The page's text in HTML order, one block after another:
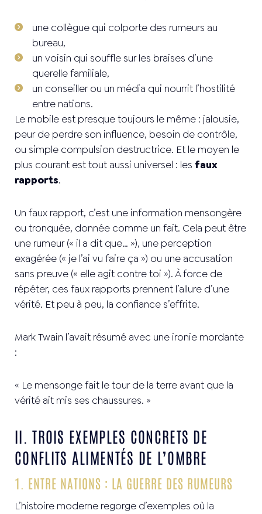
une collègue qui colporte des rumeurs au
bureau,
un voisin qui souffle sur les braises d’une
querelle familiale,
un conseiller ou un média qui nourrit l’hostilité
entre nations.
Le mobile est presque toujours le même : jalousie,
peur de perdre son influence, besoin de contrôle,
ou simple compulsion destructrice. Et le moyen le
plus courant est tout aussi universel : les faux
rapports.
Un faux rapport, c’est une information mensongère
ou tronquée, donnée comme un fait. Cela peut être
une rumeur (« il a dit que… »), une perception
exagérée (« je l’ai vu faire ça ») ou une accusation
sans preuve (« elle agit contre toi »). À force de
répéter, ces faux rapports prennent l’allure d’une
vérité. Et peu à peu, la confiance s’effrite.
Mark Twain l’avait résumé avec une ironie mordante
:
« Le mensonge fait le tour de la terre avant que la
vérité ait mis ses chaussures. »
II. TROIS EXEMPLES CONCRETS DE
CONFLITS ALIMENTÉS DE L’OMBRE
1. ENTRE NATIONS : LA GUERRE DES RUMEURS
L’histoire moderne regorge d’exemples où la